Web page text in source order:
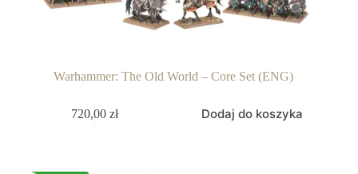
Warhammer: The Old World – Core Set (ENG)
720,00zł Dodaj do koszyka